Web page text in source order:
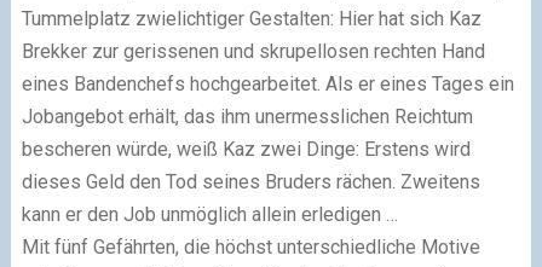
Tummelplatz zwielichtiger Gestalten: Hier hat sich Kaz
Brekker zur gerissenen und skrupellosen rechten Hand
eines Bandenchefs hochgearbeitet. Als er eines Tages ein
Jobangebot erhält, das ihm unermesslichen Reichtum
bescheren würde, weiß Kaz zwei Dinge: Erstens wird
dieses Geld den Tod seines Bruders rächen. Zweitens
kann er den Job unmöglich allein erledigen …
Mit fünf Gefährten, die höchst unterschiedliche Motive